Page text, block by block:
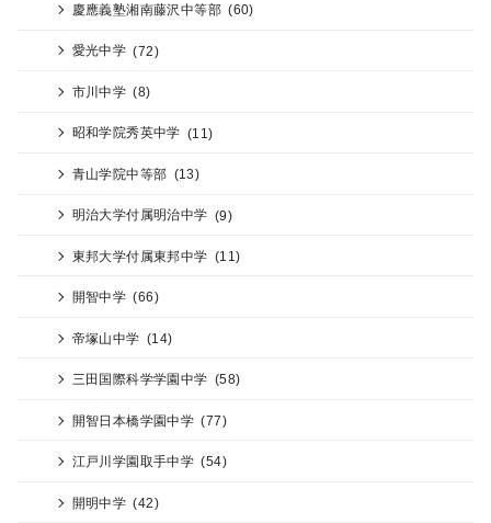
慶應義塾湘南藤沢中等部 (60)
愛光中学 (72)
市川中学 (8)
昭和学院秀英中学 (11)
青山学院中等部 (13)
明治大学付属明治中学 (9)
東邦大学付属東邦中学 (11)
開智中学 (66)
帝塚山中学 (14)
三田国際科学学園中学 (58)
開智日本橋学園中学 (77)
江戸川学園取手中学 (54)
開明中学 (42)